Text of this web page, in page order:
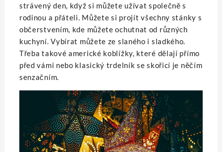
strávený den, když si můžete užívat společně s
rodinou a přáteli. Můžete si projít všechny stánky s
občerstvením, kde můžete ochutnat od různých
kuchyní. Vybírat můžete ze slaného i sladkého.
Třeba takové americké koblížky, které dělají přímo
před vámi nebo klasický trdelník se skořicí je něčím
senzačním.